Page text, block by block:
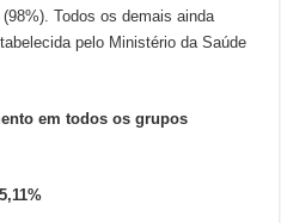
Todos os demais ainda
pelo Ministério da Saúde
em todos os grupos